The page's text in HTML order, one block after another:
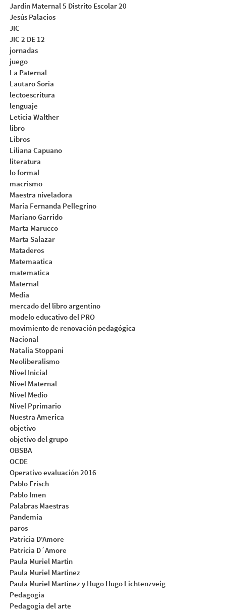
Jardín Maternal 5 Distrito Escolar 20
Jesús Palacios
JIC
JIC 2 DE 12
jornadas
juego
La Paternal
Lautaro Soria
lectoescritura
lenguaje
Leticia Walther
libro
Libros
Liliana Capuano
literatura
lo formal
macrismo
Maestra niveladora
María Fernanda Pellegrino
Mariano Garrido
Marta Marucco
Marta Salazar
Mataderos
Matemaatica
matematica
Maternal
Media
mercado del libro argentino
modelo educativo del PRO
movimiento de renovación pedagógica
Nacional
Natalia Stoppani
Neoliberalismo
Nivel Inicial
Nivel Maternal
Nivel Medio
Nivel Pprimario
Nuestra America
objetivo
objetivo del grupo
OBSBA
OCDE
Operativo evaluación 2016
Pablo Frisch
Pablo Imen
Palabras Maestras
Pandemia
paros
Patricia D'Amore
Patricia D´Amore
Paula Muriel Martin
Paula Muriel Martinez
Paula Muriel Martinez y Hugo Hugo Lichtenzveig
Pedagogía
Pedagogia del arte